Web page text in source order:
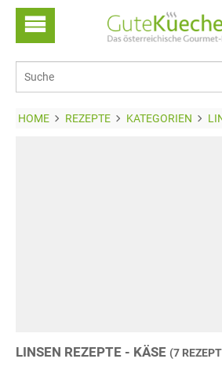
HOME REZEPTE KATEGORIEN
LINSEN REZEPTE - KÄSE (7